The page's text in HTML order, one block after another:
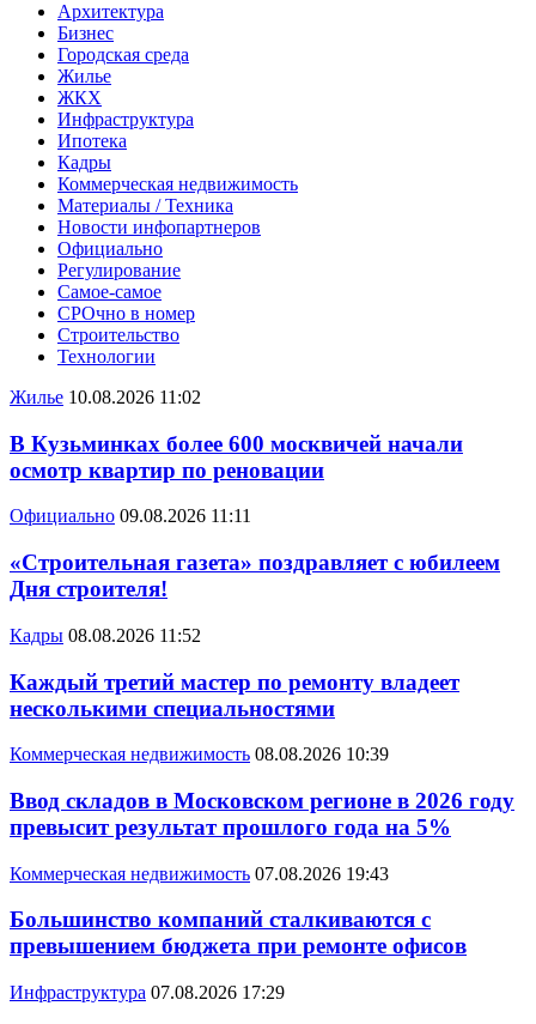
Архитектура
Бизнес
Городская среда
Жилье
ЖКХ
Инфраструктура
Ипотека
Кадры
Коммерческая недвижимость
Материалы / Техника
Новости инфопартнеров
Официально
Регулирование
Самое-самое
СРОчно в номер
Строительство
Технологии
Жилье 10.08.2026 11:02
В Кузьминках более 600 москвичей начали
осмотр квартир по реновации
Официально 09.08.2026 11:11
«Строительная газета» поздравляет с юбилеем
Дня строителя!
Кадры 08.08.2026 11:52
Каждый третий мастер по ремонту владеет
несколькими специальностями
Коммерческая недвижимость 08.08.2026 10:39
Ввод складов в Московском регионе в 2026 году
превысит результат прошлого года на 5%
Коммерческая недвижимость 07.08.2026 19:43
Большинство компаний сталкиваются с
превышением бюджета при ремонте офисов
Инфраструктура 07.08.2026 17:29